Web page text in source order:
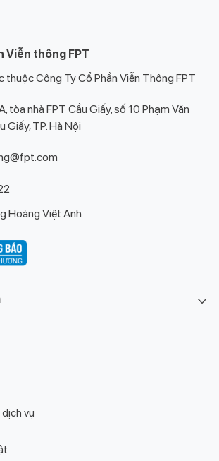
Viễn thông FPT
thuộc Công Ty Cổ Phần Viễn Thông FPT
tòa nhà FPT Cầu Giấy, số 10 Phạm Văn
Giấy, TP. Hà Nội
Hoàng Việt Anh
vụ